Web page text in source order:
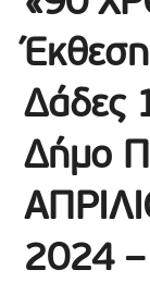
Δάδες
Δήμο
2024